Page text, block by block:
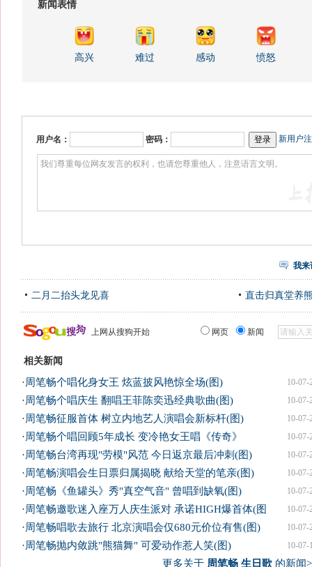
新闻表情
高兴 难过 感动 愤怒
用户名： 密码： 新用户
我来
二月二抬头龙见喜 直击归真堂养
上网从搜狗开始 网页 新闻
相关新闻
10-07-
·周笔畅个唱化身女王 炫蓝披风艳惊全场(图)
10-07-
·周笔畅个唱庆生 翻唱王菲陈奕迅经典歌曲(图)
10-07-
·周笔畅征服首体 树立内地艺人演唱会新标杆(图)
10-07-
·周笔畅个唱回顾5年成长 变冷艳女王唱《传奇》
10-07-
·周笔畅台湾再现"劳模"风范 今日返京最后冲刺(图)
10-07-
·周笔畅演唱会生日票归属揭晓 献给天堂的笔亲(图)
10-07-
·周笔畅《鱼罐头》秀"真空气音" 曾唱到缺氧(图)
10-07-
·周笔畅邀歌迷入座万人庆生派对 承诺HIGH爆首体(图
10-07-
·周笔畅唱歌去旅行 北京演唱会仅680元价位有售(图)
10-07-
·周笔畅抛内敛跳"熊猫舞" 可爱动作惹人笑(图)
更多关于 周笔畅 生日歌的新闻